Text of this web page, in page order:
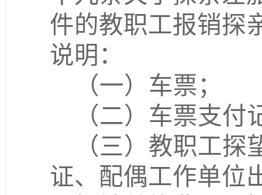
件的教职工报销探
说明：
（一）车票；
（二）车票支付
（三）教职工
证、配偶工作单位